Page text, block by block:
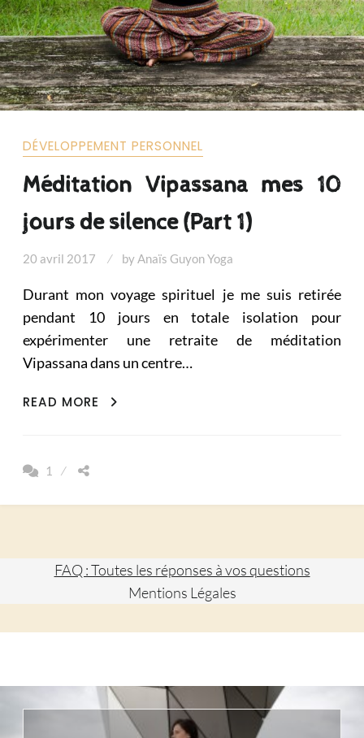
DÉVELOPPEMENT PERSONNEL
Méditation Vipassana mes 10
jours de silence (Part 1)
20 avril 2017 by Anaïs Guyon Yoga
Durant mon voyage spirituel je me suis retirée
pendant 10 jours en totale isolation pour
expérimenter une retraite de méditation
Vipassana dans un centre…
READ MORE
MÉDITATION
1
FAQ : Toutes les réponses à vos questions
Mentions Légales